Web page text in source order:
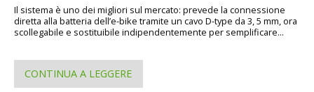
Il sistema è uno dei migliori sul mercato: prevede la connessione
diretta alla batteria dell’e-bike tramite un cavo D-type da 3, 5 mm, ora
scollegabile e sostituibile indipendentemente per semplificare...
CONTINUA A LEGGERE